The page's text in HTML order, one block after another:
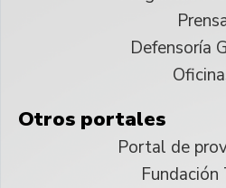
Defensoría
Otros portales
Portal de
Fundación